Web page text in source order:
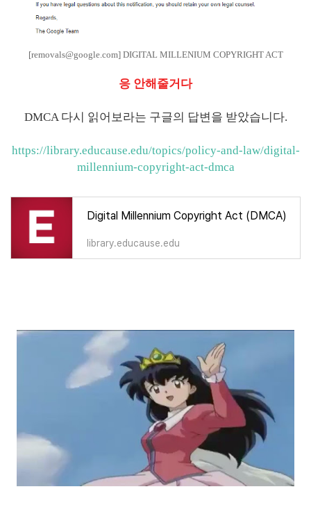
[removals@google.com] DIGITAL MILLENIUM COPYRIGHT ACT
응 안해줄거다
DMCA 다시 읽어보라는 구글의 답변을 받았습니다.
https://library.educause.edu/topics/policy-and-law/digital-
millennium-copyright-act-dmca
Digital Millennium Copyright Act (DMCA)
library.educause.edu